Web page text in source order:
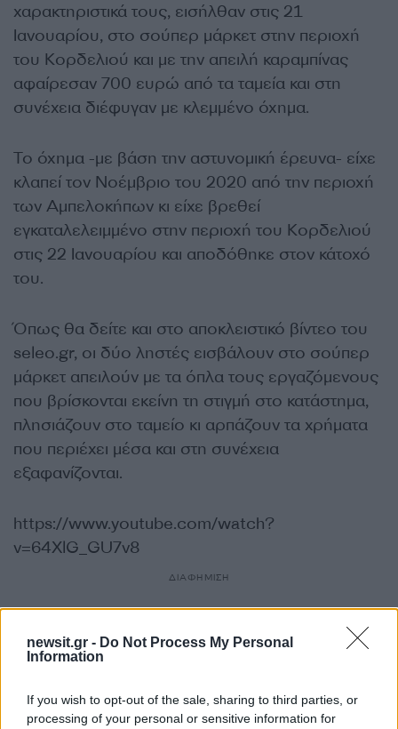
newsit.gr - Do Not Process My Personal
Information
If you wish to opt-out of the sale, sharing to third parties, or
processing of your personal or sensitive information for
χαρακτηριστικά τους, εισήλθαν στις 21
Ιανουαρίου, στο σούπερ μάρκετ στην περιοχή
του Κορδελιού και με την απειλή καραμπίνας
αφαίρεσαν 700 ευρώ από τα ταμεία και στη
συνέχεια διέφυγαν με κλεμμένο όχημα.
Το όχημα -με βάση την αστυνομική έρευνα- είχε
κλαπεί τον Νοέμβριο του 2020 από την περιοχή
των Αμπελοκήπων κι είχε βρεθεί
εγκαταλελειμμένο στην περιοχή του Κορδελιού
στις 22 Ιανουαρίου και αποδόθηκε στον κάτοχό
του.
Όπως θα δείτε και στο αποκλειστικό βίντεο του
seleo.gr, οι δύο ληστές εισβάλουν στο σούπερ
μάρκετ απειλούν με τα όπλα τους εργαζόμενους
που βρίσκονται εκείνη τη στιγμή στο κατάστημα,
πλησιάζουν στο ταμείο κι αρπάζουν τα χρήματα
που περιέχει μέσα και στη συνέχεια
εξαφανίζονται.
https://www.youtube.com/watch?
v=64XlG_GU7v8
ΔΙΑΦΗΜΙΣΗ